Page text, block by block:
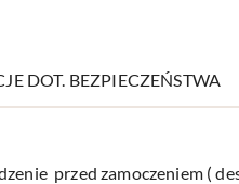
DOT. BEZPIECZEŃSTWA
przed zamoczeniem (